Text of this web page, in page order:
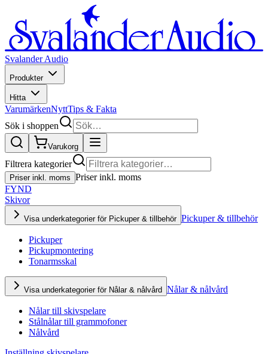
Svalander Audio
Produkter
Hitta
VarumärkenNyttTips & Fakta
Sök i shoppen
Varukorg
Filtrera kategorier
Priser inkl. moms Priser inkl. moms
FYND
Skivor
Visa underkategorier för Pickuper & tillbehör Pickuper & tillbehör
Pickuper
Pickupmontering
Tonarmsskal
Visa underkategorier för Nålar & nålvård Nålar & nålvård
Nålar till skivspelare
Stålnålar till grammofoner
Nålvård